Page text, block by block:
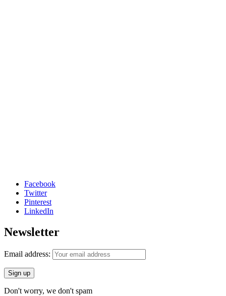
Facebook
Twitter
Pinterest
LinkedIn
Newsletter
Email address:
Don't worry, we don't spam